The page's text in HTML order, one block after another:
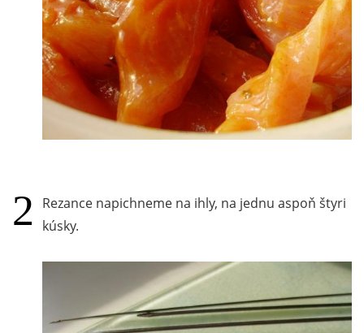
Rezance napichneme na ihly, na jednu aspoň štyri
kúsky.